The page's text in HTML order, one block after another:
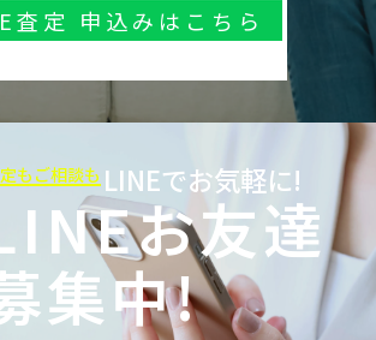
査定 申込みはこちら
もご相談も LINEでお気軽に!
お友達
集中!